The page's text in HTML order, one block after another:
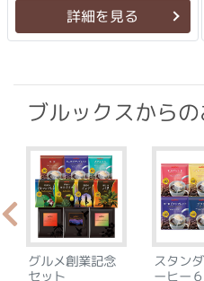
詳細を見る
ブルックスから
グルメ創業記念
セット
スタン
ーヒー